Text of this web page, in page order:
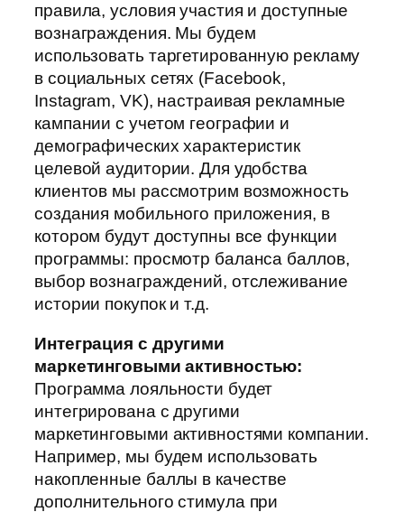
правила, условия участия и доступные
вознаграждения. Мы будем
использовать таргетированную рекламу
в социальных сетях (Facebook,
Instagram, VK), настраивая рекламные
кампании с учетом географии и
демографических характеристик
целевой аудитории. Для удобства
клиентов мы рассмотрим возможность
создания мобильного приложения, в
котором будут доступны все функции
программы: просмотр баланса баллов,
выбор вознаграждений, отслеживание
истории покупок и т.д.
Интеграция с другими
маркетинговыми активностью:
Программа лояльности будет
интегрирована с другими
маркетинговыми активностями компании.
Например, мы будем использовать
накопленные баллы в качестве
дополнительного стимула при